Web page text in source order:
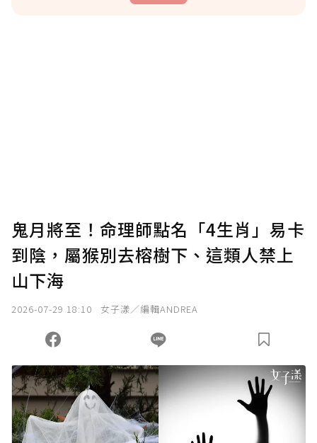
確認送出
您當前剩餘 U 利點數：0點；前往 購買點數
鬼月將至！命理師點名「4生肖」易卡
到陰，屬猴別去榕樹下、這類人禁上
山下海
2026-07-29 18:10 女子漾／編輯ANDREA